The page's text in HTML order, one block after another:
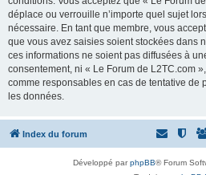
déplace ou verrouille n’importe quel sujet
nécessaire. En tant que membre, vous
que vous avez saisies soient stockées dans
ces informations ne soient pas diffusées à
consentement, ni « Le Forum de L2TC.com
comme responsables en cas de tentative de
les données.
Index du forum
Développé parphpBB® Forum